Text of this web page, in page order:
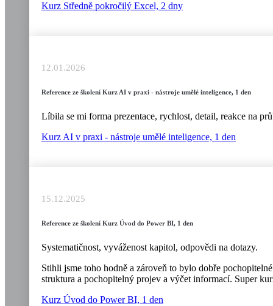
Kurz Středně pokročilý Excel, 2 dny
12.01.2026
Reference ze školení Kurz AI v praxi - nástroje umělé inteligence, 1 den
Líbila se mi forma prezentace, rychlost, detail, reakce na
Kurz AI v praxi - nástroje umělé inteligence, 1 den
15.12.2025
Reference ze školení Kurz Úvod do Power BI, 1 den
Systematičnost, vyváženost kapitol, odpovědi na dotazy.
Stihli jsme toho hodně a zároveň to bylo dobře
struktura a pochopitelný projev a výčet informací. Super
Kurz Úvod do Power BI, 1 den